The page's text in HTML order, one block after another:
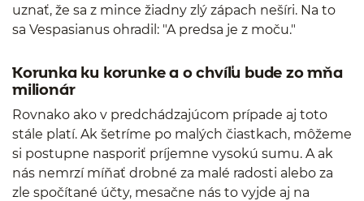
uznať, že sa z mince žiadny zlý zápach nešíri. Na to
sa Vespasianus ohradil: "A predsa je z moču."
Korunka ku korunke a o chvíľu bude zo mňa
milionár
Rovnako ako v predchádzajúcom prípade aj toto
stále platí. Ak šetríme po malých čiastkach, môžeme
si postupne nasporiť príjemne vysokú sumu. A ak
nás nemrzí míňať drobné za malé radosti alebo za
zle spočítané účty, mesačne nás to vyjde aj na